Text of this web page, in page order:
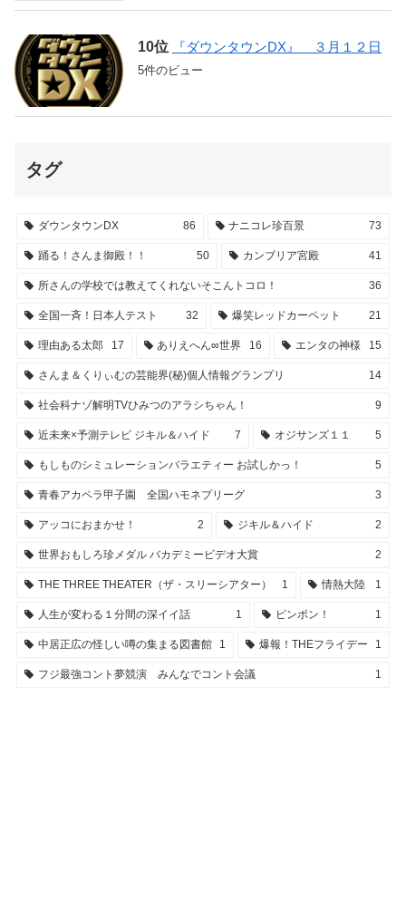
『ダウンタウンDX』 ３月１２日
5件のビュー
タグ
ダウンタウンDX 86 ナニコレ珍百景 73
踊る！さんま御殿！！ 50 カンブリア宮殿 41
所さんの学校では教えてくれないそこんトコロ！ 36
全国一斉！日本人テスト 32 爆笑レッドカーペット 21
理由ある太郎 17 ありえへん∞世界 16 エンタの神様 15
さんま＆くりぃむの芸能界(秘)個人情報グランプリ 14
社会科ナゾ解明TVひみつのアラシちゃん！ 9
近未来×予測テレビ ジキル＆ハイド 7 オジサンズ１１ 5
もしものシミュレーションバラエティー お試しかっ！ 5
青春アカペラ甲子園 全国ハモネプリーグ 3
アッコにおまかせ！ 2 ジキル＆ハイド 2
世界おもしろ珍メダル バカデミービデオ大賞 2
THE THREE THEATER（ザ・スリーシアター） 1 情熱大陸 1
人生が変わる１分間の深イイ話 1 ピンポン！ 1
中居正広の怪しい噂の集まる図書館 1 爆報！THEフライデー 1
フジ最強コント夢競演 みんなでコント会議 1